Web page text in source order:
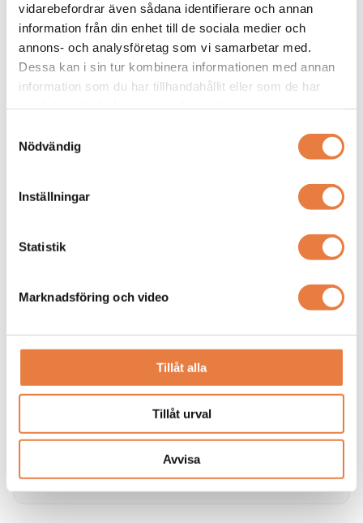
vidarebefordrar även sådana identifierare och annan
information från din enhet till de sociala medier och
annons- och analysföretag som vi samarbetar med.
Dessa kan i sin tur kombinera informationen med annan
information som du har tillhandahållit eller som de har
Nödvändig
Inställningar
Statistik
Marknadsföring och video
Tillåt alla
Tillåt urval
Avvisa
Skillnaden mellan isolerat och direktjordat nät
Vi reder ut skillnaderna mellan direktjordat nät (oftast TN
/ TN-S nät) och isolerat nät (IT-nät)
Övergripande information om IT-nät
Här förklarar vi vad ett ett isolerat nät (IT-nät) är.